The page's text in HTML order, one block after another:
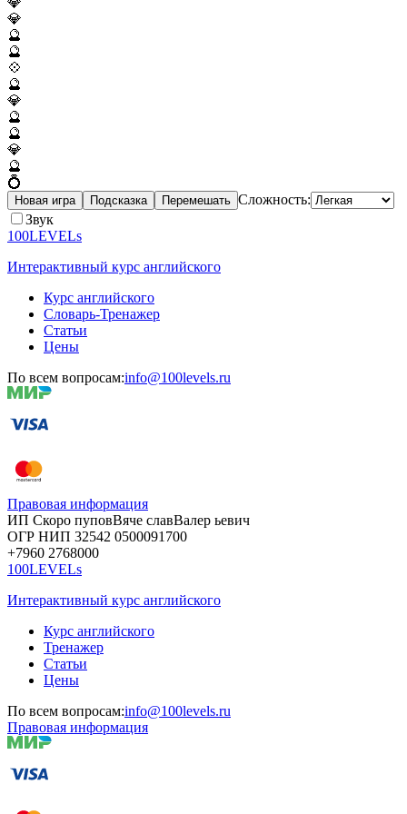
💎
🔮
🔮
💠
🔮
💎
🔮
🔮
💎
🔮
💍
Новая игра Подсказка Перемешать Сложность:
Звук
100LEVELs
Интерактивный курс английского
Курс английского
Словарь-Тренажер
Статьи
Цены
По всем вопросам:info@100levels.ru
Правовая информация
ИП Скоро пуповВяче славВалер ьевич
ОГР НИП 32542 0500091700
+7960 2768000
100LEVELs
Интерактивный курс английского
Курс английского
Тренажер
Статьи
Цены
По всем вопросам:info@100levels.ru
Правовая информация